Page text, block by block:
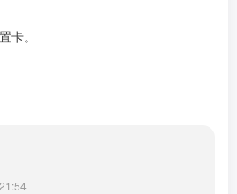
卡。